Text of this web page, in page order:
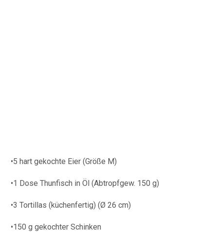
•5 hart gekochte Eier (Größe M)
•1 Dose Thunfisch in Öl (Abtropfgew. 150 g)
•3 Tortillas (küchenfertig) (Ø 26 cm)
•150 g gekochter Schinken